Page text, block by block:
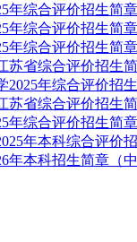
年综合评价招生简章
年综合评价招生简章
年综合评价招生简章
苏省综合评价招生
2025年综合评价招
苏省综合评价招生
年综合评价招生简章
年本科综合评价
年本科招生简章（